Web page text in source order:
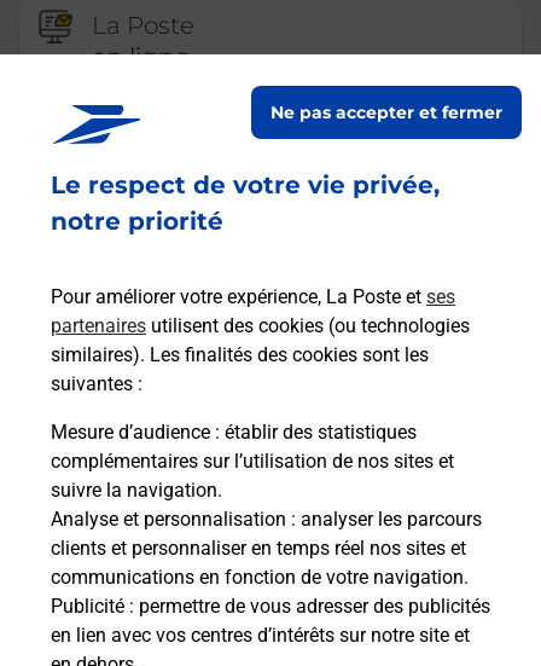
Le respect de votre vie privée,
notre priorité
Pour améliorer votre expérience, La Poste et ses
partenaires utilisent des cookies (ou technologies
similaires). Les finalités des cookies sont les
suivantes :
Mesure d’audience : établir des statistiques
complémentaires sur l’utilisation de nos sites et
suivre la navigation.
Analyse et personnalisation : analyser les parcours
clients et personnaliser en temps réel nos sites et
communications en fonction de votre navigation.
Publicité : permettre de vous adresser des publicités
en lien avec vos centres d’intérêts sur notre site et
Ne pas accepter et fermer
La Poste
en ligne
Ouvert 24h/24
Questions fréquemment posées
Quel réseau utilise La Poste Mobile ?
Est-ce que je peux garder mon
numéro de mobile gratuitement ?
Est-ce que je peux bénéficier de la 5G